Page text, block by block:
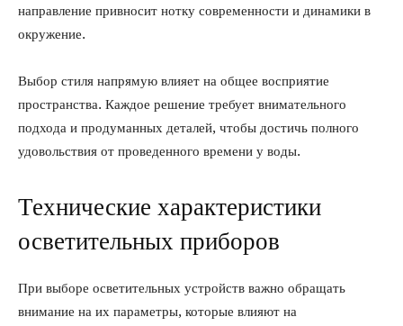
направление привносит нотку современности и динамики в
окружение.
Выбор стиля напрямую влияет на общее восприятие
пространства. Каждое решение требует внимательного
подхода и продуманных деталей, чтобы достичь полного
удовольствия от проведенного времени у воды.
Технические характеристики
осветительных приборов
При выборе осветительных устройств важно обращать
внимание на их параметры, которые влияют на